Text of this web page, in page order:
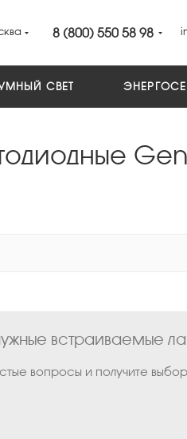
8 (800) 550 58 98
СВЕТ
встраиваемые
вопросы и получите